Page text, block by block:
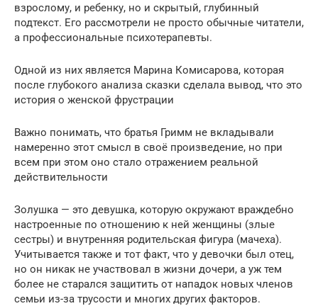
взрослому, и ребенку, но и скрытый, глубинный
подтекст. Его рассмотрели не просто обычные читатели,
а профессиональные психотерапевты.
Одной из них является Марина Комисарова, которая
после глубокого анализа сказки сделала вывод, что это
история о женской фрустрации
Важно понимать, что братья Гримм не вкладывали
намеренно этот смысл в своё произведение, но при
всем при этом оно стало отражением реальной
действительности
Золушка — это девушка, которую окружают враждебно
настроенные по отношению к ней женщины (злые
сестры) и внутренняя родительская фигура (мачеха).
Учитывается также и тот факт, что у девочки был отец,
но он никак не участвовал в жизни дочери, а уж тем
более не старался защитить от нападок новых членов
семьи из-за трусости и многих других факторов.